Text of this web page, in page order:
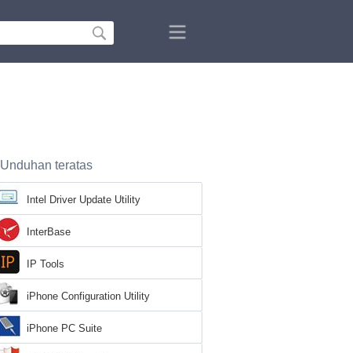
Unduhan teratas
Intel Driver Update Utility
InterBase
IP Tools
iPhone Configuration Utility
iPhone PC Suite